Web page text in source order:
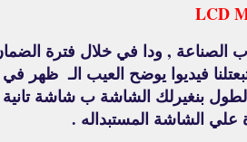
LCD
فيديوا يوضح العيب الـ ظهر في
بنغيرلك الشاشة ب شاشة تانية
الشاشة المستبداله .